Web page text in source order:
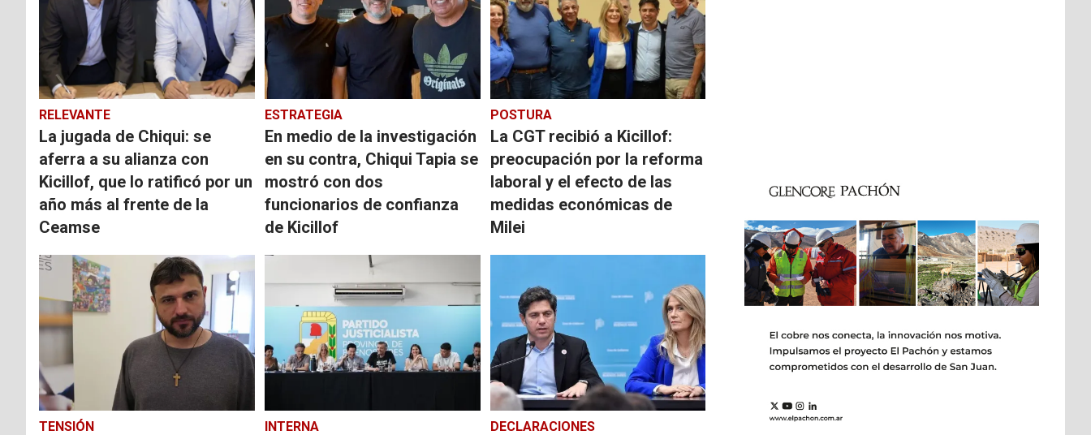
RELEVANTE
La jugada de Chiqui: se
aferra a su alianza con
Kicillof, que lo ratificó por un
año más al frente de la
Ceamse
ESTRATEGIA
En medio de la investigación
en su contra, Chiqui Tapia se
mostró con dos
funcionarios de confianza
de Kicillof
POSTURA
La CGT recibió a Kicillof:
preocupación por la reforma
laboral y el efecto de las
medidas económicas de
Milei
TENSIÓN INTERNA DECLARACIONES